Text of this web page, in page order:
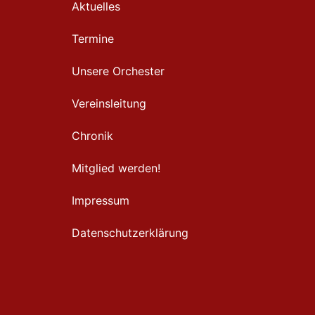
Aktuelles
Termine
Unsere Orchester
Vereinsleitung
Chronik
Mitglied werden!
Impressum
Datenschutzerklärung